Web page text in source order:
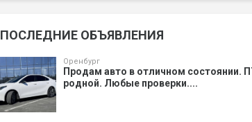
ПОСЛЕДНИЕ ОБЪЯВЛЕНИЯ
Оренбург
Продам авто в отличном состоянии.
родной. Любые проверки....